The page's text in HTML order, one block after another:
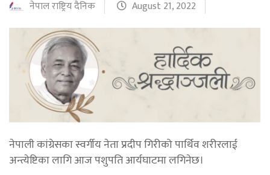
नेपाल राष्ट्रिय दैनिक August 21, 2022
नेपाली कांग्रेसका स्वर्गीय नेता प्रदीप गिरीको पार्थिव शरीरलाई
अन्त्येष्टिका लागि आज पशुपति आर्यघाटमा लगिनेछ।